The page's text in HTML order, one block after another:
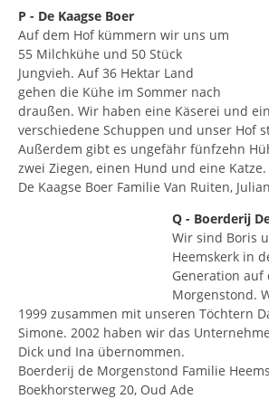
P - De Kaagse Boer
Auf dem Hof ​​kümmern wir uns um
55 Milchkühe und 50 Stück
Jungvieh. Auf 36 Hektar Land
gehen die Kühe im Sommer nach
draußen. Wir haben eine Käserei und
verschiedene Schuppen und unser Hof
Außerdem gibt es ungefähr fünfzehn
zwei Ziegen, einen Hund und eine Katze.
De Kaagse Boer Familie Van Ruiten,
Q - Boerderij
Wir sind Boris
Heemskerk in
Generation auf
Morgenstond.
1999 zusammen mit unseren Töchtern
Simone. 2002 haben wir das
Dick und Ina übernommen.
Boerderij de Morgenstond Familie
Boekhorsterweg 20, Oud Ade